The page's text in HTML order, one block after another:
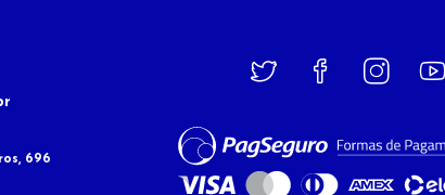
696